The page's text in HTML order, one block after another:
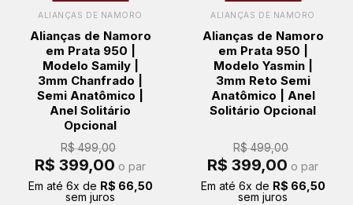
ALIANÇAS DE NAMORO
Alianças de Namoro
em Prata 950 |
Modelo Samily |
3mm Chanfrado |
Semi Anatômico |
Anel Solitário
Opcional
R$499,00
O
preço
era:
R$ 499,00.
R$ 399,00 preço
atual
é:
o par
Em até 6x de R$ 66,50
sem juros
ALIANÇAS DE NAMORO
Alianças de Namoro
em Prata 950 |
Modelo Yasmin |
3mm Reto Semi
Anatômico | Anel
Solitário Opcional
R$499,00
O
preço
era:
R$ 499,00.
R$ 399,00 preço
atual
é:
o par
Em até 6x de R$ 66,50
sem juros